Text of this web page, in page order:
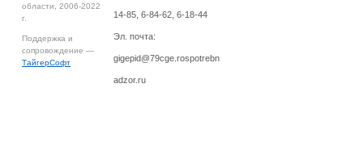
области, 2006-2022
г.
Поддержка и
сопровождение —
ТайгерСофт
14-85, 6-84-62, 6-18-44
Эл. почта:
gigepid@79cge.rospotrebn
adzor.ru